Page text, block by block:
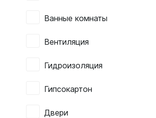
Ванные комнаты
Вентиляция
Гидроизоляция
Гипсокартон
Двери